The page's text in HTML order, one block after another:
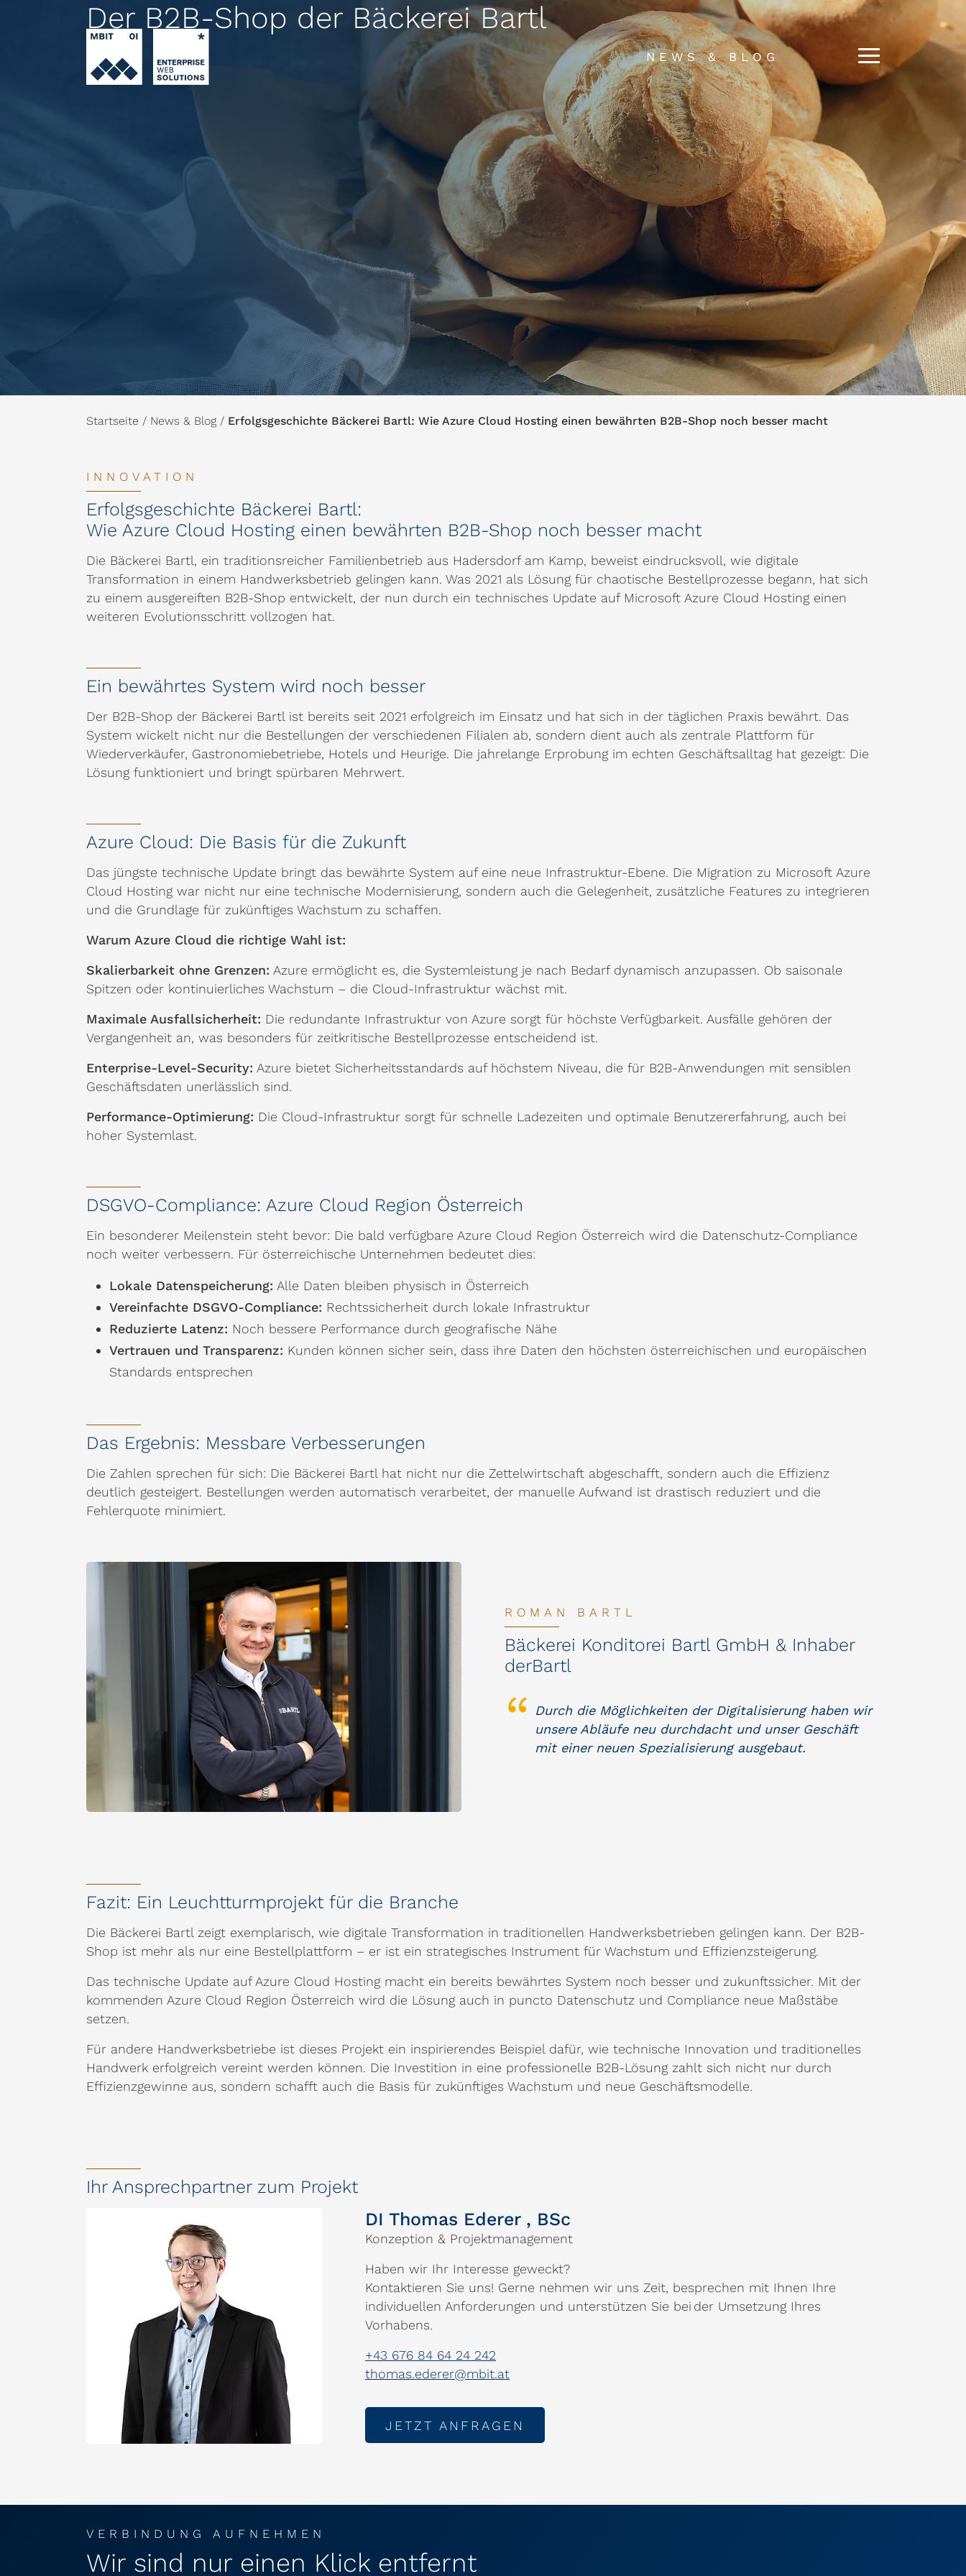
NEWS & BLOG
Der B2B-Shop der Bäckerei Bartl
Startseite / News & Blog / Erfolgsgeschichte Bäckerei Bartl: Wie Azure Cloud Hosting einen bewährten B2B-Shop noch besser macht
INNOVATION
Erfolgsgeschichte Bäckerei Bartl:
Wie Azure Cloud Hosting einen bewährten B2B-Shop noch besser macht
Die Bäckerei Bartl, ein traditionsreicher Familienbetrieb aus Hadersdorf am Kamp, beweist eindrucksvoll, wie digitale
Transformation in einem Handwerksbetrieb gelingen kann. Was 2021 als Lösung für chaotische Bestellprozesse begann, hat sich
zu einem ausgereiften B2B-Shop entwickelt, der nun durch ein technisches Update auf Microsoft Azure Cloud Hosting einen
weiteren Evolutionsschritt vollzogen hat.
Ein bewährtes System wird noch besser
Der B2B-Shop der Bäckerei Bartl ist bereits seit 2021 erfolgreich im Einsatz und hat sich in der täglichen Praxis bewährt. Das
System wickelt nicht nur die Bestellungen der verschiedenen Filialen ab, sondern dient auch als zentrale Plattform für
Wiederverkäufer, Gastronomiebetriebe, Hotels und Heurige. Die jahrelange Erprobung im echten Geschäftsalltag hat gezeigt: Die
Lösung funktioniert und bringt spürbaren Mehrwert.
Azure Cloud: Die Basis für die Zukunft
Das jüngste technische Update bringt das bewährte System auf eine neue Infrastruktur-Ebene. Die Migration zu Microsoft Azure
Cloud Hosting war nicht nur eine technische Modernisierung, sondern auch die Gelegenheit, zusätzliche Features zu integrieren
und die Grundlage für zukünftiges Wachstum zu schaffen.
Warum Azure Cloud die richtige Wahl ist:
Skalierbarkeit ohne Grenzen: Azure ermöglicht es, die Systemleistung je nach Bedarf dynamisch anzupassen. Ob saisonale
Spitzen oder kontinuierliches Wachstum – die Cloud-Infrastruktur wächst mit.
Maximale Ausfallsicherheit: Die redundante Infrastruktur von Azure sorgt für höchste Verfügbarkeit. Ausfälle gehören der
Vergangenheit an, was besonders für zeitkritische Bestellprozesse entscheidend ist.
Enterprise-Level-Security: Azure bietet Sicherheitsstandards auf höchstem Niveau, die für B2B-Anwendungen mit sensiblen
Geschäftsdaten unerlässlich sind.
Performance-Optimierung: Die Cloud-Infrastruktur sorgt für schnelle Ladezeiten und optimale Benutzererfahrung, auch bei
hoher Systemlast.
DSGVO-Compliance: Azure Cloud Region Österreich
Ein besonderer Meilenstein steht bevor: Die bald verfügbare Azure Cloud Region Österreich wird die Datenschutz-Compliance
noch weiter verbessern. Für österreichische Unternehmen bedeutet dies:
Lokale Datenspeicherung: Alle Daten bleiben physisch in Österreich
Vereinfachte DSGVO-Compliance: Rechtssicherheit durch lokale Infrastruktur
Reduzierte Latenz: Noch bessere Performance durch geografische Nähe
Vertrauen und Transparenz: Kunden können sicher sein, dass ihre Daten den höchsten österreichischen und europäischen
Standards entsprechen
Das Ergebnis: Messbare Verbesserungen
Die Zahlen sprechen für sich: Die Bäckerei Bartl hat nicht nur die Zettelwirtschaft abgeschafft, sondern auch die Effizienz
deutlich gesteigert. Bestellungen werden automatisch verarbeitet, der manuelle Aufwand ist drastisch reduziert und die
Fehlerquote minimiert.
ROMAN BARTL
Bäckerei Konditorei Bartl GmbH & Inhaber
derBartl
Durch die Möglichkeiten der Digitalisierung haben wir
unsere Abläufe neu durchdacht und unser Geschäft
mit einer neuen Spezialisierung ausgebaut.
Fazit: Ein Leuchtturmprojekt für die Branche
Die Bäckerei Bartl zeigt exemplarisch, wie digitale Transformation in traditionellen Handwerksbetrieben gelingen kann. Der B2B-
Shop ist mehr als nur eine Bestellplattform – er ist ein strategisches Instrument für Wachstum und Effizienzsteigerung.
Das technische Update auf Azure Cloud Hosting macht ein bereits bewährtes System noch besser und zukunftssicher. Mit der
kommenden Azure Cloud Region Österreich wird die Lösung auch in puncto Datenschutz und Compliance neue Maßstäbe
setzen.
Für andere Handwerksbetriebe ist dieses Projekt ein inspirierendes Beispiel dafür, wie technische Innovation und traditionelles
Handwerk erfolgreich vereint werden können. Die Investition in eine professionelle B2B-Lösung zahlt sich nicht nur durch
Effizienzgewinne aus, sondern schafft auch die Basis für zukünftiges Wachstum und neue Geschäftsmodelle.
Ihr Ansprechpartner zum Projekt
DI Thomas Ederer , BSc
Konzeption & Projektmanagement
Haben wir Ihr Interesse geweckt?
Kontaktieren Sie uns! Gerne nehmen wir uns Zeit, besprechen mit Ihnen Ihre
individuellen Anforderungen und unterstützen Sie bei der Umsetzung Ihres
Vorhabens.
+43 676 84 64 24 242
thomas.ederer@mbit.at
JETZT ANFRAGEN
VERBINDUNG AUFNEHMEN
Wir sind nur einen Klick entfernt